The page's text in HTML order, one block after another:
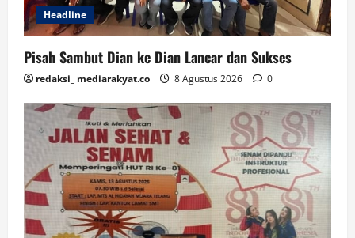
Headline
Pisah Sambut Dian ke Dian Lancar dan Sukses
redaksi_ mediarakyat.co 8 Agustus 2026 0